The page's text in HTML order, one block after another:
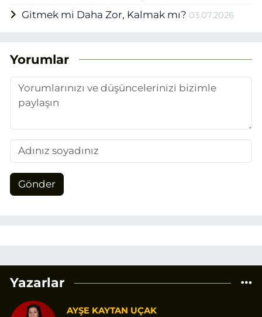
Gitmek mi Daha Zor, Kalmak mı? 03.07.2026
Yorumlar
Gönder
Yazarlar
AYŞE KAYTAN UÇAK